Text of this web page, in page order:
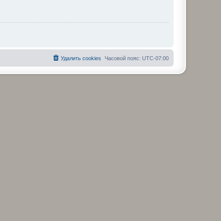
Часовой пояс: UTC-07:00
Удалить cookies